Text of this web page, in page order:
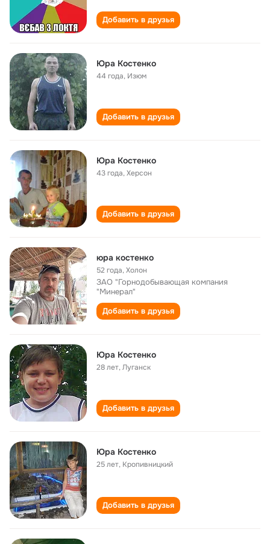
Добавить в друзья
Юра Костенко
44 года, Изюм
Добавить в друзья
Юра Костенко
43 года,Херсон
Добавить в друзья
юра костенко
52 года,Холон
ЗАО "Горнодобывающая компания
"Минерал"
Добавить в друзья
Юра Костенко
28 лет,Луганск
Добавить в друзья
Юра Костенко
25 лет, Кропивницкий
Добавить в друзья